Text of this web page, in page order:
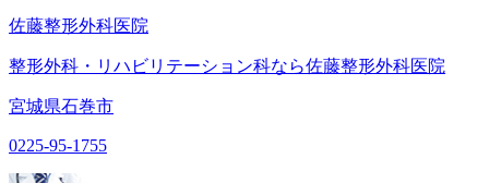
佐藤整形外科医院
整形外科・リハビリテーション科なら佐藤整形外科医院
宮城県石巻市
0225-95-1755